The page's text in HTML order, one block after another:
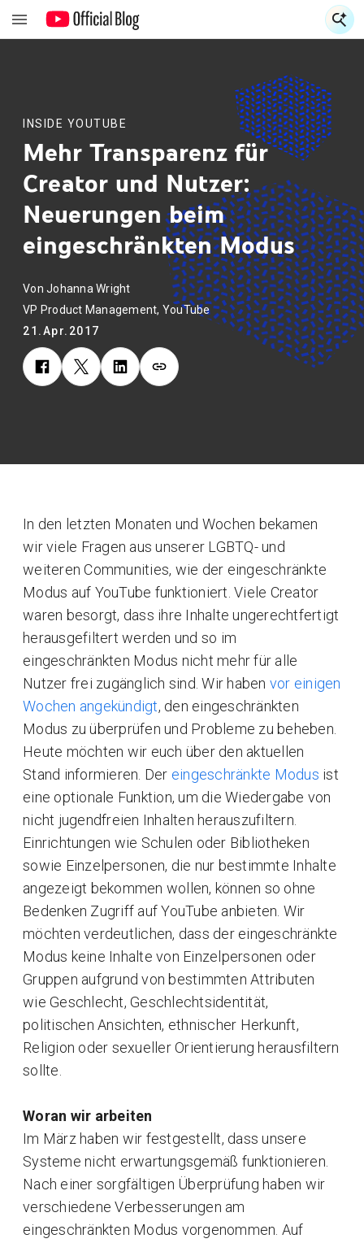
INSIDE YOUTUBE
Mehr Transparenz für
Creator und Nutzer:
Neuerungen beim
eingeschränkten Modus
Von Johanna Wright
VP Product Management, YouTube
21.Apr.2017
In den letzten Monaten und Wochen bekamen
wir viele Fragen aus unserer LGBTQ- und
weiteren Communities, wie der eingeschränkte
Modus auf YouTube funktioniert. Viele Creator
waren besorgt, dass ihre Inhalte ungerechtfertigt
herausgefiltert werden und so im
eingeschränkten Modus nicht mehr für alle
Nutzer frei zugänglich sind. Wir haben vor einigen
Wochen angekündigt, den eingeschränkten
Modus zu überprüfen und Probleme zu beheben.
Heute möchten wir euch über den aktuellen
Stand informieren. Der eingeschränkte Modus ist
eine optionale Funktion, um die Wiedergabe von
nicht jugendfreien Inhalten herauszufiltern.
Einrichtungen wie Schulen oder Bibliotheken
sowie Einzelpersonen, die nur bestimmte Inhalte
angezeigt bekommen wollen, können so ohne
Bedenken Zugriff auf YouTube anbieten. Wir
möchten verdeutlichen, dass der eingeschränkte
Modus keine Inhalte von Einzelpersonen oder
Gruppen aufgrund von bestimmten Attributen
wie Geschlecht, Geschlechtsidentität,
politischen Ansichten, ethnischer Herkunft,
Religion oder sexueller Orientierung herausfiltern
sollte.
Woran wir arbeiten
Im März haben wir festgestellt, dass unsere
Systeme nicht erwartungsgemäß funktionieren.
Nach einer sorgfältigen Überprüfung haben wir
verschiedene Verbesserungen am
eingeschränkten Modus vorgenommen. Auf